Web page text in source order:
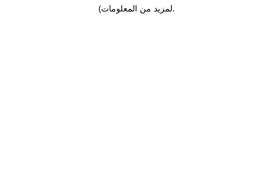
لمزيد من المعلومات).